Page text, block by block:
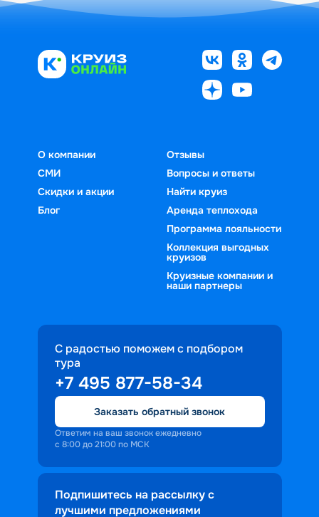
О компании
СМИ
Скидки и акции
Блог
Отзывы
Вопросы и ответы
Найти круиз
Аренда теплохода
Программа лояльности
Коллекция выгодных
круизов
Круизные компании и
наши партнеры
С радостью поможем с подбором
тура
+7 495 877-58-34
Заказать обратный звонок
Ответим на ваш звонок ежедневно
с 8:00 до 21:00 по МСК
Подпишитесь на рассылку с
лучшими предложениями